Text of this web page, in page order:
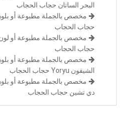
البحر الساتان حجاب الحجاب
مخصص بالجملة مطبوعة أو
حجاب الحجاب
مخصص بالجملة مطبوعة أو لون
حجاب الحجاب
مخصص بالجملة مطبوعة أو
الشيفون Yoryu حجاب الحجاب
مخصص بالجملة مطبوعة أو
دي تشين حجاب الحجاب